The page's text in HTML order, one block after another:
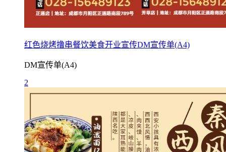
红色烧烤撸串餐饮美食开业宣传DM宣传单(A4)
DM宣传单(A4)
2